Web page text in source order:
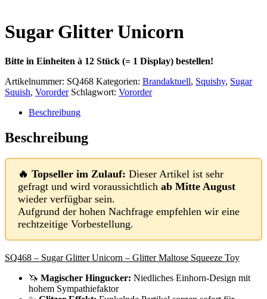
Sugar Glitter Unicorn
Bitte in Einheiten à 12 Stück (= 1 Display) bestellen!
Artikelnummer: SQ468 Kategorien: Brandaktuell, Squishy, Sugar
Squish, Vororder Schlagwort: Vororder
Beschreibung
Beschreibung
🔥 Topseller im Zulauf: Dieser Artikel ist sehr
gefragt und wird voraussichtlich ab Mitte August
wieder verfügbar sein.
Aufgrund der hohen Nachfrage empfehlen wir eine
rechtzeitige Vorbestellung.
SQ468 – Sugar Glitter Unicorn – Glitter Maltose Squeeze Toy
🦄 Magischer Hingucker: Niedliches Einhorn-Design mit
hohem Sympathiefaktor